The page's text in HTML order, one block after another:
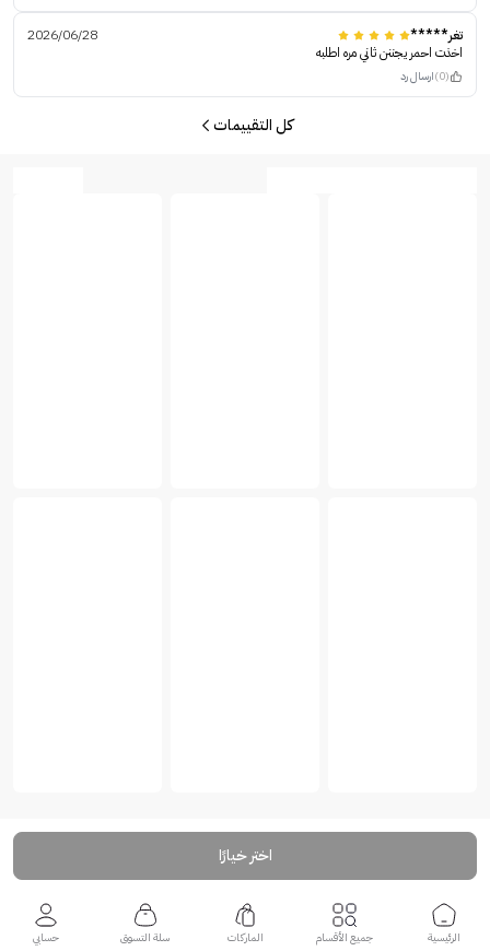
تغر*****
2026/06/28
اخذت احمر يجننن ثاني مره اطلبه
(0) ارسال رد
كل التقييمات
اختر خيارًا
الرئيسية جميع الأقسام الماركات سلة التسوق حسابي